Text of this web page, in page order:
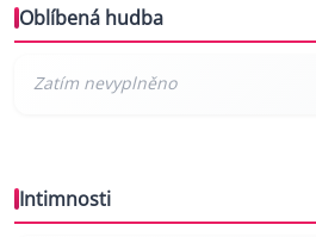
Oblíbená hudba
Intimnosti